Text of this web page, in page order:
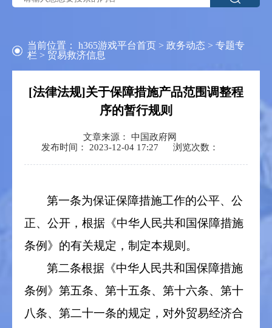
当前位置： h365游戏平台首页 > 政务动态 > 专题专
栏 > 贸易救济信息
[法律法规]关于保障措施产品范围调整程
序的暂行规则
文章来源： 中国政府网
发布时间： 2023-12-04 17:27
浏览次数：
第一条为保证保障措施工作的公平、公
正、公开，根据《中华人民共和国保障措施
条例》的有关规定，制定本规则。
第二条根据《中华人民共和国保障措施
条例》第五条、第十五条、第十六条、第十
八条、第二十一条的规定，对外贸易经济合